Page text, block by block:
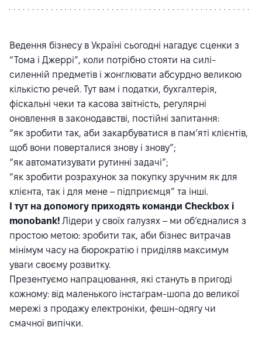
Ведення бізнесу в Україні сьогодні нагадує сценки з
“Тома і Джеррі”, коли потрібно стояти на силі-
силенній предметів і жонглювати абсурдно великою
кількістю речей. Тут вам і податки, бухгалтерія,
фіскальні чеки та касова звітність, регулярні
оновлення в законодавстві, постійні запитання:
“як зробити так, аби закарбуватися в пам’яті клієнтів,
щоб вони поверталися знову і знову”;
“як автоматизувати рутинні задачі”;
“як зробити розрахунок за покупку зручним як для
клієнта, так і для мене – підприємця” та інші.
І тут на допомогу приходять команди Checkbox і
monobank! Лідери у своїх галузях – ми об’єдналися з
простою метою: зробити так, аби бізнес витрачав
мінімум часу на бюрократію і приділяв максимум
уваги своєму розвитку.
Презентуємо напрацювання, які стануть в пригоді
кожному: від маленького інстаграм-шопа до великої
мережі з продажу електроніки, фешн-одягу чи
смачної випічки.